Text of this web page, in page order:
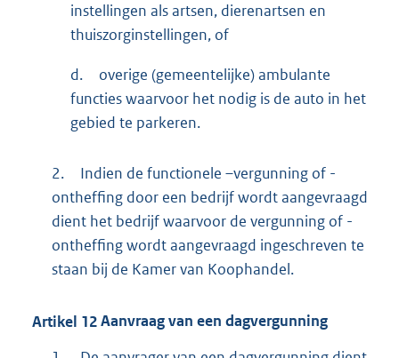
instellingen als artsen, dierenartsen en
thuiszorginstellingen, of
d.
overige (gemeentelijke) ambulante
functies waarvoor het nodig is de auto in het
gebied te parkeren.
2.
Indien de functionele –vergunning of -
ontheffing door een bedrijf wordt aangevraagd
dient het bedrijf waarvoor de vergunning of -
ontheffing wordt aangevraagd ingeschreven te
staan bij de Kamer van Koophandel.
Artikel 12Aanvraag van een dagvergunning